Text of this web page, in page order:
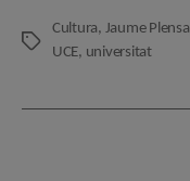
Etiquetes
Cultura, Jaume Plensa
UCE, universitat